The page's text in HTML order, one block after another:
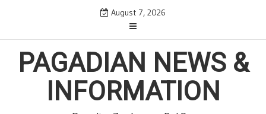
content
August 7, 2026
PAGADIAN NEWS &
INFORMATION